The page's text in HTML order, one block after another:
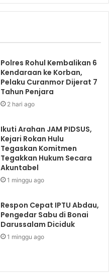
Polres Rohul Kembalikan 6
Kendaraan ke Korban,
Pelaku Curanmor Dijerat 7
Tahun Penjara
2 hari ago
Ikuti Arahan JAM PIDSUS,
Kejari Rokan Hulu
Tegaskan Komitmen
Tegakkan Hukum Secara
Akuntabel
1 minggu ago
Respon Cepat IPTU Abdau,
Pengedar Sabu di Bonai
Darussalam Diciduk
1 minggu ago